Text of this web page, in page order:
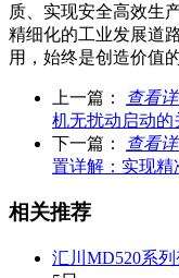
质、实现安全高效生
精细化的工业发展道
用，始终是创造价值
上一篇： 查看
机无扰动启动的
下一篇：
查看
置详解：实现精
相关推荐
汇川MD520系